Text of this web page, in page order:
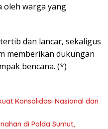
oleh warga yang
dan lancar, sekaligus
memberikan dukungan
bencana. (*)
Konsolidasi Nasional dan
di Polda Sumut,